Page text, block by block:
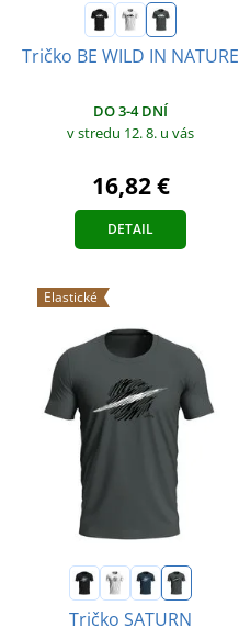
Tričko BE WILD IN NATURE
DO 3-4 DNÍ
v stredu 12. 8. u vás
16,82 €
DETAIL
Elastické
Tričko SATURN